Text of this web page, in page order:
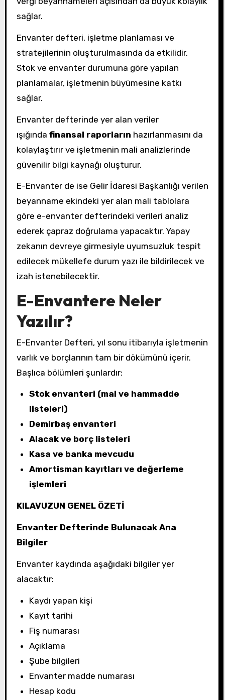
sağlar.
Envanter defteri, işletme planlaması ve
stratejilerinin oluşturulmasında da etkilidir.
Stok ve envanter durumuna göre yapılan
planlamalar, işletmenin büyümesine katkı
sağlar.
Envanter defterinde yer alan veriler
ışığında finansal raporların hazırlanmasını da
kolaylaştırır ve işletmenin mali analizlerinde
güvenilir bilgi kaynağı oluşturur.
E-Envanter de ise Gelir İdaresi Başkanlığı verilen
beyanname ekindeki yer alan mali tablolara
göre e-envanter defterindeki verileri analiz
ederek çapraz doğrulama yapacaktır. Yapay
zekanın devreye girmesiyle uyumsuzluk tespit
edilecek mükellefe durum yazı ile bildirilecek ve
izah istenebilecektir.
E-Envantere Neler
Yazılır?
E-Envanter Defteri, yıl sonu itibarıyla işletmenin
varlık ve borçlarının tam bir dökümünü içerir.
Başlıca bölümleri şunlardır:
Stok envanteri (mal ve hammadde
listeleri)
Demirbaş envanteri
Alacak ve borç listeleri
Kasa ve banka mevcudu
Amortisman kayıtları ve değerleme
işlemleri
KILAVUZUN GENEL ÖZETİ
Envanter Defterinde Bulunacak Ana
Bilgiler
Envanter kaydında aşağıdaki bilgiler yer
alacaktır:
Kaydı yapan kişi
Kayıt tarihi
Fiş numarası
Açıklama
Şube bilgileri
Envanter madde numarası
Hesap kodu